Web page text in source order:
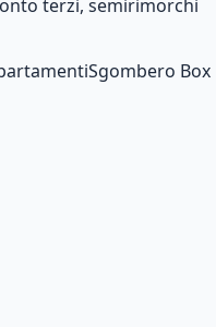
terzi, semirimorchi
Sgombero Box